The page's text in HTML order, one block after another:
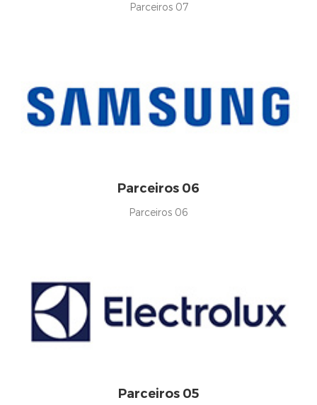
Parceiros 07
Parceiros 06
Parceiros 06
Parceiros 05